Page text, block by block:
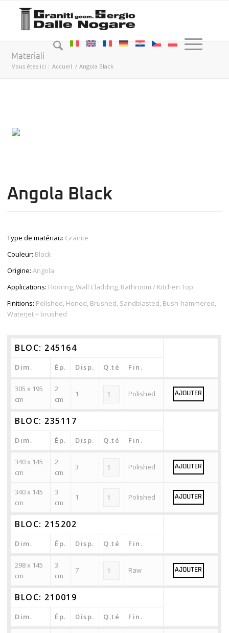
Materiali
Vous êtes ici : Accueil / Angola Black
Angola Black
Type de matériau: Granite
Couleur: Black
Origine: Angola
Applications: Flooring, Wall Cladding, Bathroom / Kitchen Top
Finitions: Polished, Honed, Brushed, Sandblasted, Bush-hammered,
Waterjet + brushed
BLOC: 245164
Dim. Ép. Disp. Q.té Fin.
305 x 195
cm
2
cm
1 Polished AJOUTER
BLOC: 235117
Dim. Ép. Disp. Q.té Fin.
340 x 145
cm
2
cm
3 Polished AJOUTER
340 x 145
cm
3
cm
1 Polished AJOUTER
BLOC: 215202
Dim. Ép. Disp. Q.té Fin.
298 x 145
cm
3
cm
7 Raw AJOUTER
BLOC: 210019
Dim. Ép. Disp. Q.té Fin.